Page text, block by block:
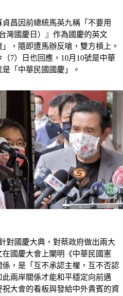
昌因前總統馬英九稱「不要用
灣國慶日）』作為國慶的英文
，隨即遭馬辦反嗆，雙方槓上。
7）日也回應，10月10號是中華
對國慶大典，對蔡政府做出兩大
國慶大會上闡明《中華民國憲
，是「互不承認主權，互不否認
兩岸關係才能和平穩定向前邁